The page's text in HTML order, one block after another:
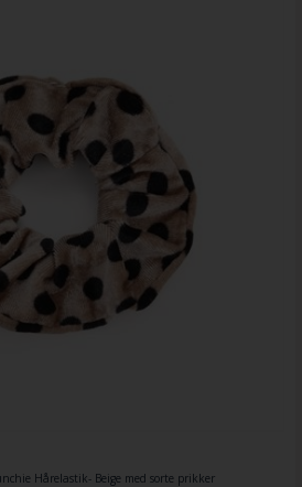
Hårelastik- Beige med sorte prikker